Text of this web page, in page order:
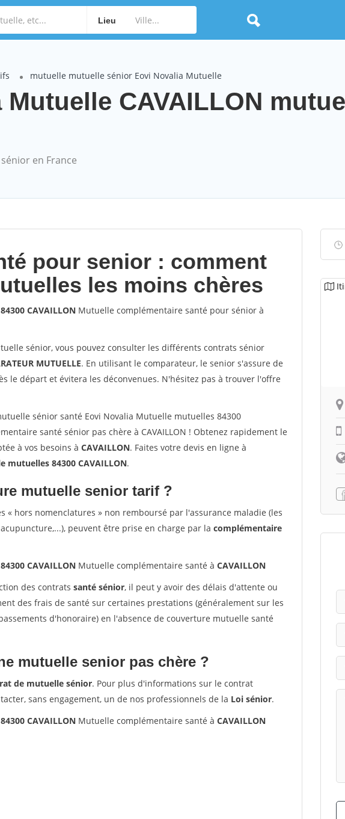
Lieu
mutuelle mutuelle sénior Eovi Novalia Mutuelle
CAVAILLON
en France
pour senior : comment
les moins chères
CAVAILLON Mutuelle complémentaire santé pour sénior à
sénior, vous pouvez consulter les différents contrats sénior
MUTUELLE. En utilisant le comparateur, le senior s'assure de
le départ et évitera les déconvenues. N'hésitez pas à trouver l'offre
sénior santé Eovi Novalia Mutuelle mutuelles 84300
santé sénior pas chère à CAVAILLON ! Obtenez rapidement le
à vos besoins à CAVAILLON. Faites votre devis en ligne à
mutuelles 84300 CAVAILLON.
mutuelle senior tarif ?
« hors nomenclatures » non remboursé par l'assurance maladie (les
peuvent être prise en charge par la complémentaire
CAVAILLON Mutuelle complémentaire santé à CAVAILLON
des contrats santé sénior, il peut y avoir des délais d'attente ou
des frais de santé sur certaines prestations (généralement sur les
d'honoraire) en l'absence de couverture mutuelle santé
mutuelle senior pas chère ?
de mutuelle sénior. Pour plus d'informations sur le contrat
sans engagement, un de nos professionnels de la Loi sénior.
CAVAILLON Mutuelle complémentaire santé à CAVAILLON